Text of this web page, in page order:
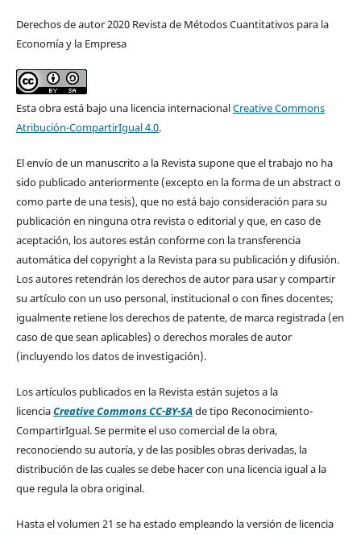
Derechos de autor 2020 Revista de Métodos Cuantitativos para la
Economía y la Empresa
Esta obra está bajo una licencia internacionalCreative Commons
Atribución-CompartirIgual 4.0.
El envío de un manuscrito a la Revista supone que el trabajo no ha
sido publicado anteriormente (excepto en la forma de un abstract o
como parte de una tesis), que no está bajo consideración para su
publicación en ninguna otra revista o editorial y que, en caso de
aceptación, los autores están conforme con la transferencia
automática del copyright a la Revista para su publicación y difusión.
Los autores retendrán los derechos de autor para usar y compartir
su artículo con un uso personal, institucional o con fines docentes;
igualmente retiene los derechos de patente, de marca registrada (en
caso de que sean aplicables) o derechos morales de autor
(incluyendo los datos de investigación).
Los artículos publicados en la Revista están sujetos a la
licenciaCreative Commons CC-BY-SAde tipo Reconocimiento-
CompartirIgual. Se permite el uso comercial de la obra,
reconociendo su autoría, y de las posibles obras derivadas, la
distribución de las cuales se debe hacer con una licencia igual a la
que regula la obra original.
Hasta el volumen 21 se ha estado empleando la versión de licencia